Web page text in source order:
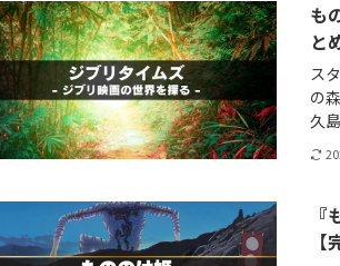
も
と
ス
の
久